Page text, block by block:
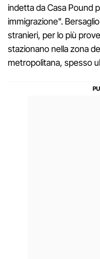
indetta da Casa Pound
immigrazione".
stranieri, per lo più
stazionano nella zona
metropolitana, spesso